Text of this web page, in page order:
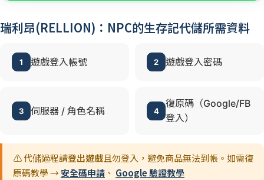
瑞利昂(RELLION)：NPC的生存記代儲所需資料
1 遊戲登入帳號 2 遊戲登入密碼
3 伺服器 / 角色名稱 4
復原碼（Google/FB
登入）
⚠️ 代儲過程請登出遊戲且勿登入，避免商品無法到帳。如需復
原碼教學 →安全碼申請 、 Google 驗證教學